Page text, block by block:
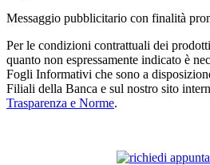
Messaggio pubblicitario con finalità
Per le condizioni contrattuali dei
quanto non espressamente indicato è
Fogli Informativi che sono a
Filiali della Banca e sul nostro sito
Trasparenza e Norme.